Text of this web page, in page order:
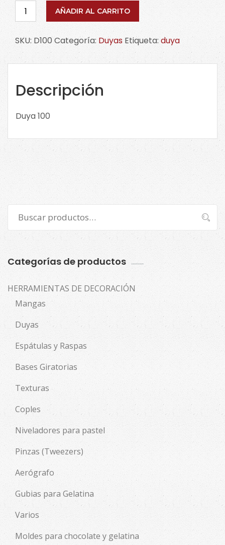
Duya
100
D100
cantidad
AÑADIR AL CARRITO
SKU: D100Categoría: Duyas Etiqueta: duya
Descripción
Duya 100
por:
Buscar
Categorías de productos
HERRAMIENTAS DE DECORACIÓN
Mangas
Duyas
Espátulas y Raspas
Bases Giratorias
Texturas
Coples
Niveladores para pastel
Pinzas (Tweezers)
Aerógrafo
Gubias para Gelatina
Varios
Moldes para chocolate y gelatina